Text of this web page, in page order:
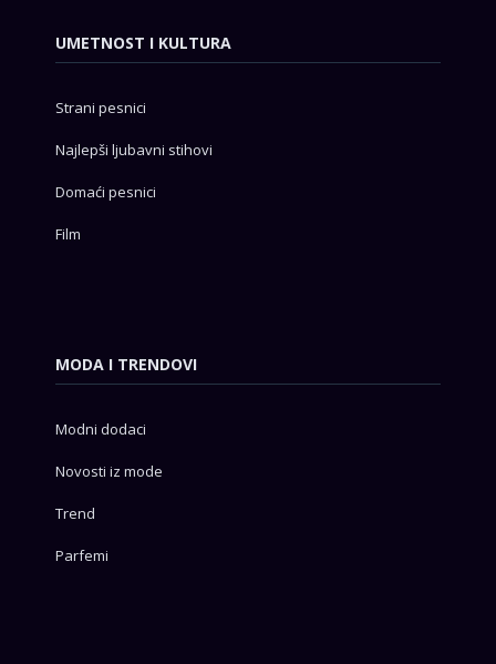
UMETNOST I KULTURA
Strani pesnici
Najlepši ljubavni stihovi
Domaći pesnici
Film
MODA I TRENDOVI
Modni dodaci
Novosti iz mode
Trend
Parfemi